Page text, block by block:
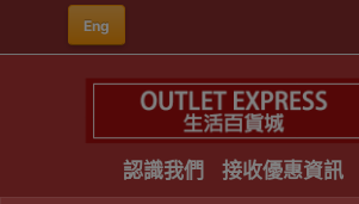
Eng
認識我們 接收優惠資訊